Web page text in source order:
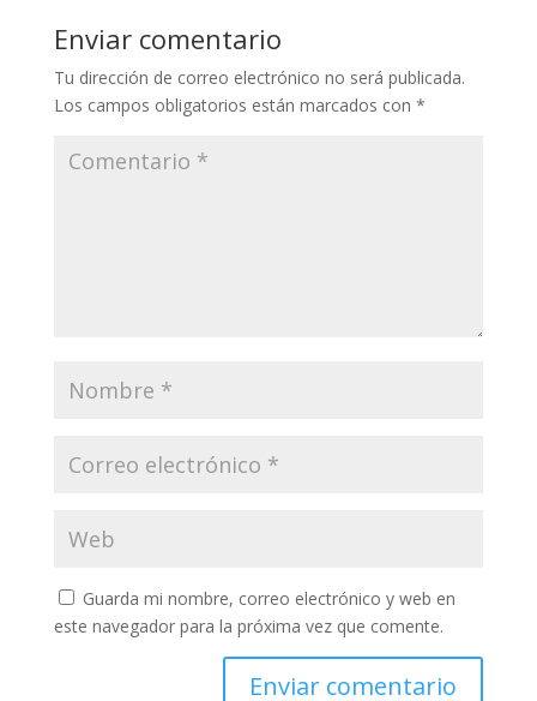
Enviar comentario
Tu dirección de correo electrónico no será publicada.
Los campos obligatorios están marcados con *
Guarda mi nombre, correo electrónico y web en
este navegador para la próxima vez que comente.